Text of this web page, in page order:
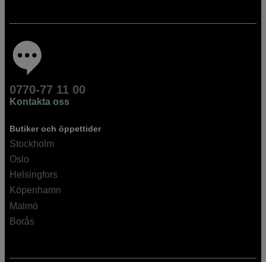
0770-77 11 00
Kontakta oss
Butiker och öppettider
Stockholm
Oslo
Helsingfors
Köpenhamn
Malmö
Borås